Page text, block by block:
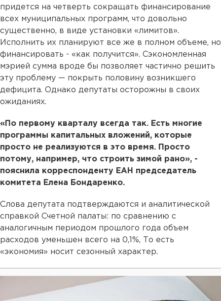
придется на четверть сокращать финансирование
всех муниципальных программ, что довольно
существенно, в виде установки «лимитов».
Исполнить их планируют все же в полном объеме, но
финансировать - «как получится». Сэкономленная
мэрией сумма вроде бы позволяет частично решить
эту проблему — покрыть половину возникшего
дефицита. Однако депутаты осторожны в своих
ожиданиях.
«По первому кварталу всегда так. Есть многие
программы капитальных вложений, которые
просто не реализуются в это время. Просто
потому, например, что строить зимой рано», -
пояснила корреспонденту ЕАН председатель
комитета Елена Бондаренко.
Слова депутата подтверждаются и аналитической
справкой Счетной палаты: по сравнению с
аналогичным периодом прошлого года объем
расходов уменьшен всего на 0,1%, То есть
«экономия» носит сезонный характер.